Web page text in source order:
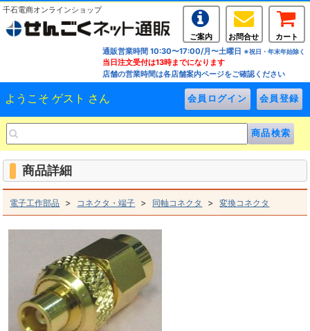
千石電商オンラインショップ
ご案内 お問合せ
カート
通販営業時間 10:30〜17:00/月〜土曜日 ※祝日・年末年始除く
当日注文受付は13時までになります
店舗の営業時間は各店舗案内ページをご確認ください
ようこそ ゲスト さん
商品詳細
電子工作部品 > コネクタ・端子 > 同軸コネクタ >変換コネクタ